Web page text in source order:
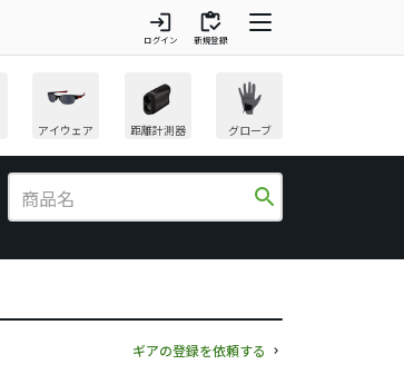
login
ログイン
inventory
新規登録
アイウェア 距離計測器 グローブ
search
ギアの登録を依頼する